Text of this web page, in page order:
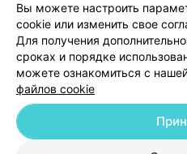
Обработка
© 2026 ООО «Артокс Лаб», УНП
Вы можете настроить
cookie или изменить свое
Для получения
сроках и порядке
можете ознакомиться с
файлов cookie